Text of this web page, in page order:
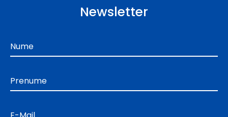
Newsletter
Nume
Prenume